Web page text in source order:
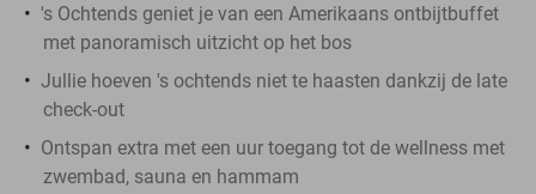
's Ochtends geniet je van een Amerikaans ontbijtbuffet
met panoramisch uitzicht op het bos
Jullie hoeven 's ochtends niet te haasten dankzij de late
check-out
Ontspan extra met een uur toegang tot de wellness met
zwembad, sauna en hammam